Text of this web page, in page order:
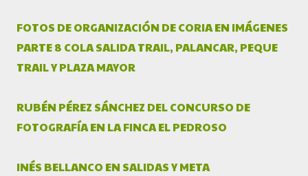
FOTOS DE ORGANIZACIÓN DE CORIA EN IMÁGENES
PARTE 8 COLA SALIDA TRAIL, PALANCAR, PEQUE
TRAIL Y PLAZA MAYOR
RUBÉN PÉREZ SÁNCHEZ DEL CONCURSO DE
FOTOGRAFÍA EN LA FINCA EL PEDROSO
INÉS BELLANCO EN SALIDAS Y META